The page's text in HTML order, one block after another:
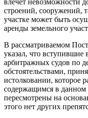
строений, сооружений,
участке может быть
аренды земельного
В рассматриваемом
указал, что вступившие
арбитражных судов по
обстоятельствами,
истолковании, которое
содержащимся в
пересмотрены на
этого нет других